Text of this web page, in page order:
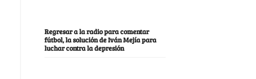
Regresar a la radio para comentar
fútbol, la solución de Iván Mejía para
luchar contra la depresión